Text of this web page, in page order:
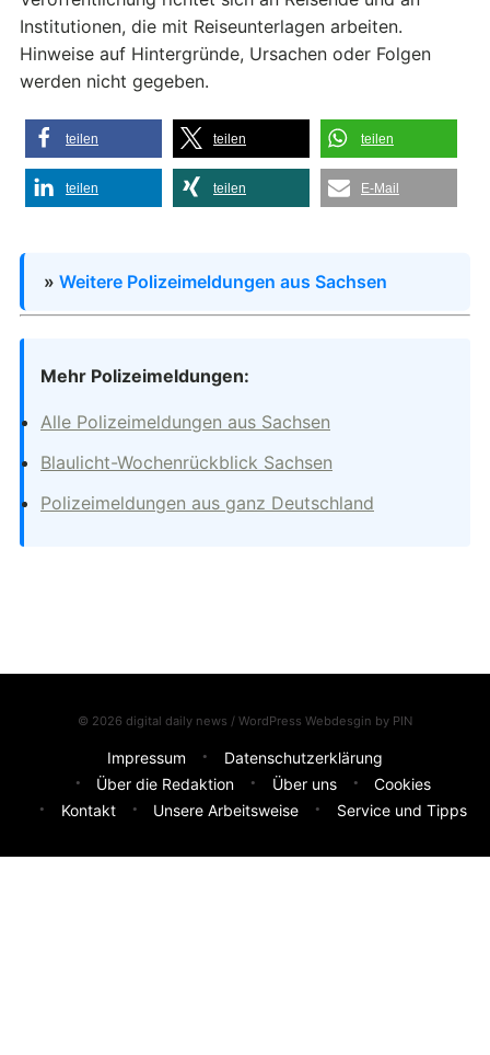
Institutionen, die mit Reiseunterlagen arbeiten.
Hinweise auf Hintergründe, Ursachen oder Folgen
werden nicht gegeben.
teilen teilen teilen
teilen teilen E-Mail
» Weitere Polizeimeldungen aus Sachsen
Mehr Polizeimeldungen:
Alle Polizeimeldungen aus Sachsen
Blaulicht-Wochenrückblick Sachsen
Polizeimeldungen aus ganz Deutschland
© 2026 digital daily news / WordPress Webdesgin by PIN
Impressum
Datenschutzerklärung
Über die Redaktion
Über uns
Cookies
Kontakt
Unsere Arbeitsweise Service und Tipps